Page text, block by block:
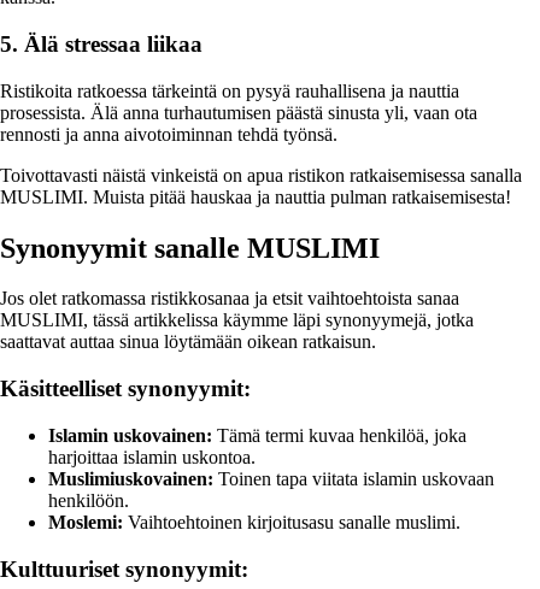
5. Älä stressaa liikaa
Ristikoita ratkoessa tärkeintä on pysyä rauhallisena ja nauttia
prosessista. Älä anna turhautumisen päästä sinusta yli, vaan ota
rennosti ja anna aivotoiminnan tehdä työnsä.
Toivottavasti näistä vinkeistä on apua ristikon ratkaisemisessa sanalla
MUSLIMI. Muista pitää hauskaa ja nauttia pulman ratkaisemisesta!
Synonyymit sanalle MUSLIMI
Jos olet ratkomassa ristikkosanaa ja etsit vaihtoehtoista sanaa
MUSLIMI, tässä artikkelissa käymme läpi synonyymejä, jotka
saattavat auttaa sinua löytämään oikean ratkaisun.
Käsitteelliset synonyymit:
Islamin uskovainen: Tämä termi kuvaa henkilöä, joka
harjoittaa islamin uskontoa.
Muslimiuskovainen: Toinen tapa viitata islamin uskovaan
henkilöön.
Moslemi: Vaihtoehtoinen kirjoitusasu sanalle muslimi.
Kulttuuriset synonyymit: